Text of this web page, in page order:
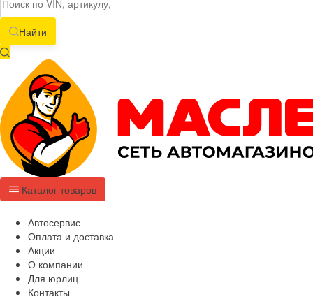
Найти
Каталог товаров
Автосервис
Оплата и доставка
Акции
О компании
Для юрлиц
Контакты